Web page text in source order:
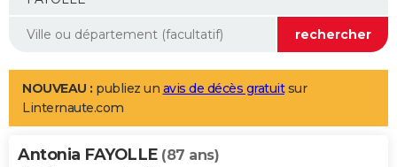
Mobiles
Meilleur smartphone
Internet
Ordinateurs
Jeux vidéo
Guide high-tech
Aménagement intérieur
LIFESTYLE
Art de vivre
Bien-être
Loisirs
Mode
Modes de vie
Alimentation
Guide de la santé
Maladies
Médicaments
Sommeil
VOYAGE
NOUVEAU : publiez un avis de décès gratuitsur
Linternaute.com
Antonia FAYOLLE (87 ans)